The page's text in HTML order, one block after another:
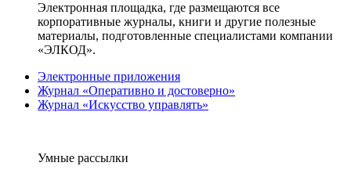
Электронная площадка, где размещаются все
корпоративные журналы, книги и другие полезные
материалы, подготовленные специалистами компании
«ЭЛКОД».
Электронные приложения
Журнал «Оперативно и достоверно»
Журнал «Искусство управлять»
Умные рассылки